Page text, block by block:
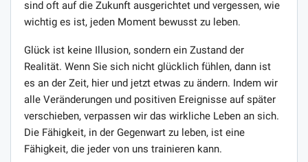
sind oft auf die Zukunft ausgerichtet und vergessen, wie
wichtig es ist, jeden Moment bewusst zu leben.
Glück ist keine Illusion, sondern ein Zustand der
Realität. Wenn Sie sich nicht glücklich fühlen, dann ist
es an der Zeit, hier und jetzt etwas zu ändern. Indem wir
alle Veränderungen und positiven Ereignisse auf später
verschieben, verpassen wir das wirkliche Leben an sich.
Die Fähigkeit, in der Gegenwart zu leben, ist eine
Fähigkeit, die jeder von uns trainieren kann.